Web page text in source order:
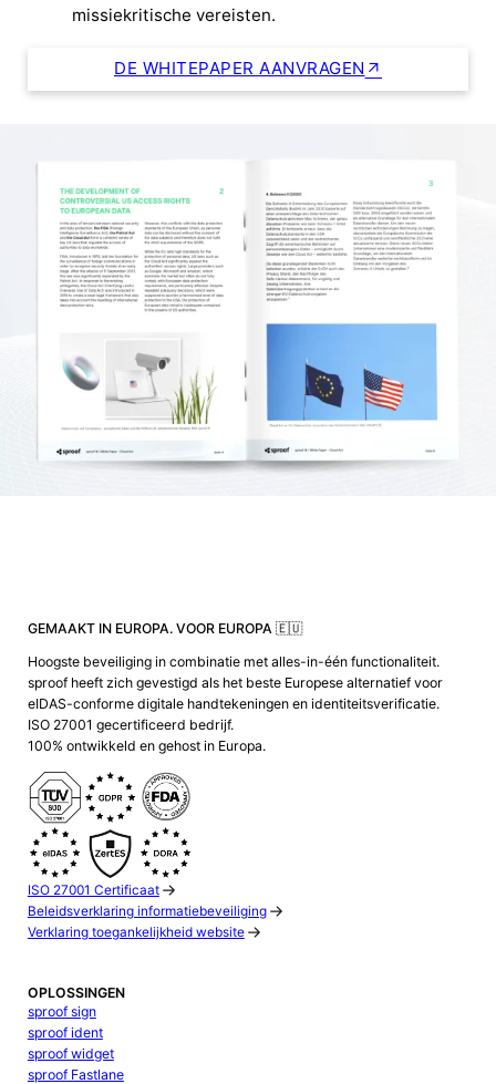
missiekritische vereisten.
DE WHITEPAPER AANVRAGEN
GEMAAKT IN EUROPA. VOOR EUROPA 🇪🇺
Hoogste beveiliging in combinatie met alles-in-één functionaliteit.
sproof heeft zich gevestigd als het beste Europese alternatief voor
eIDAS-conforme digitale handtekeningen en identiteitsverificatie.
ISO 27001 gecertificeerd bedrijf.
100% ontwikkeld en gehost in Europa.
ISO 27001 Certificaat
Beleidsverklaring informatiebeveiliging
Verklaring toegankelijkheid website
OPLOSSINGEN
sproof sign
sproof ident
sproof widget
sproof Fastlane